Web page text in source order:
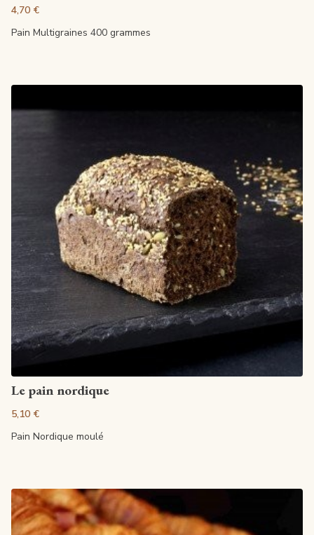
4,70 €
Pain Multigraines 400 grammes
Le pain nordique
5,10 €
Pain Nordique moulé